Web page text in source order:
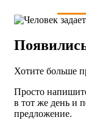
Хотите больше
Просто
в тот же день и
предложение.